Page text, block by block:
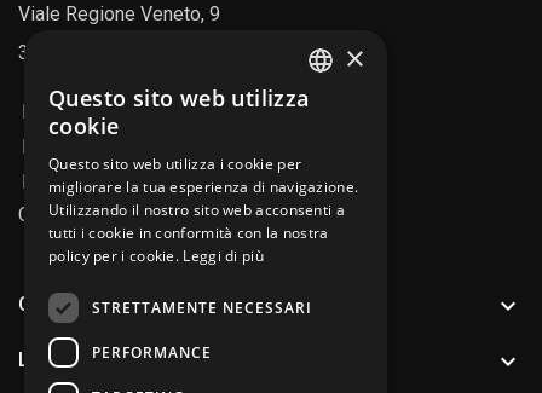
Viale Regione Veneto, 9
35127 Padova (PD)
049 8992211
info@pec.fiparticolitecnici.it
Codice SDI: AU7YEU4
CATALOGO PRODOTTI 
LINK UTILI 
×
Questo sito web utilizza
cookie
Questo sito web utilizza i cookie per
migliorare la tua esperienza di navigazione.
Utilizzando il nostro sito web acconsenti a
tutti i cookie in conformità con la nostra
policy per i cookie. Leggi di più
STRETTAMENTE NECESSARI
PERFORMANCE